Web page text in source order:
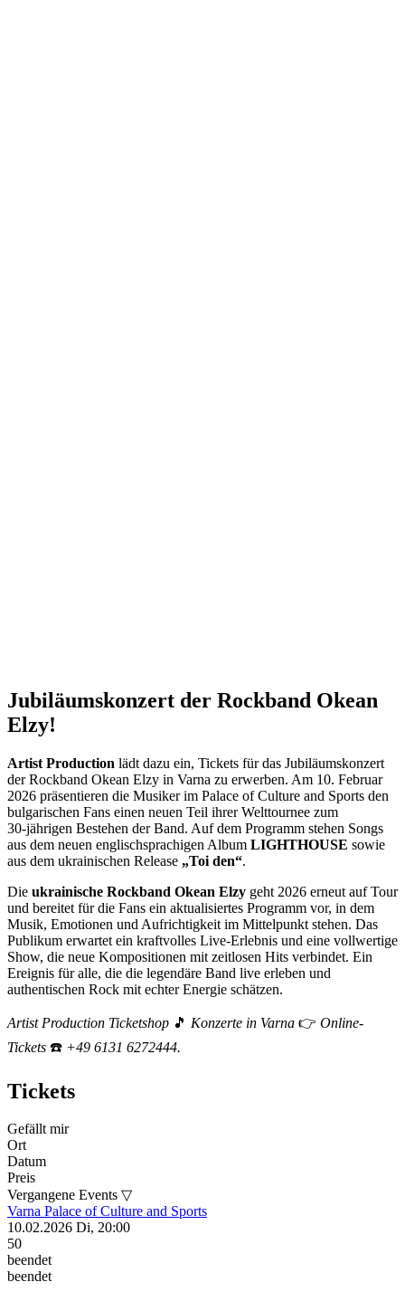
Jubiläumskonzert der Rockband Okean
Elzy!
Artist Production lädt dazu ein, Tickets für das Jubiläumskonzert
der Rockband Okean Elzy in Varna zu erwerben. Am 10. Februar
2026 präsentieren die Musiker im Palace of Culture and Sports den
bulgarischen Fans einen neuen Teil ihrer Welttournee zum
30‑jährigen Bestehen der Band. Auf dem Programm stehen Songs
aus dem neuen englischsprachigen Album LIGHTHOUSE sowie
aus dem ukrainischen Release „Toi den“.
Die ukrainische Rockband Okean Elzy geht 2026 erneut auf Tour
und bereitet für die Fans ein aktualisiertes Programm vor, in dem
Musik, Emotionen und Aufrichtigkeit im Mittelpunkt stehen. Das
Publikum erwartet ein kraftvolles Live‑Erlebnis und eine vollwertige
Show, die neue Kompositionen mit zeitlosen Hits verbindet. Ein
Ereignis für alle, die die legendäre Band live erleben und
authentischen Rock mit echter Energie schätzen.
Artist Production Ticketshop 🎵 Konzerte in Varna 👉 Online-
Tickets ☎️ +49 6131 6272444.
Tickets
Gefällt mir
Ort
Datum
Preis
Vergangene Events ▽
Varna Palace of Culture and Sports
10.02.2026 Di, 20:00
50
beendet
beendet